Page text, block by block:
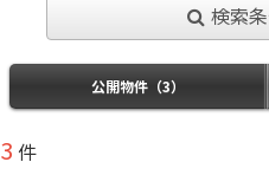
検索
公開物件（3）
3 件